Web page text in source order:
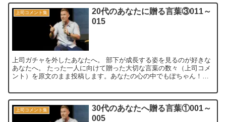
上司コメント集
20代のあなたに贈る言葉③011～
015
上司ガチャを外したあなたへ。 部下が成長する姿を見るのが好きな
あなたへ。 たった一人に向けて贈った大切な言葉の数々（上司コメ
ント）を原文のまま投稿します。あなたの心の中でもぽちゃん！っ
上司コメント集
30代のあなたへ贈る言葉①001～
005